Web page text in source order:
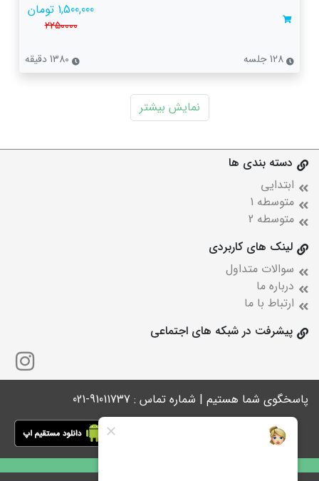
1,500,000 تومان
2250000
نمایش بیشتر
دسته بندی ها
ابتدایی
متوسطه 1
متوسطه 2
لینک های کاربردی
سوالات متداول
درباره ما
ارتباط با ما
پیشرفت در شبکه های اجتماعی
پاسخگوی شما هستیم | شماره تماس : 91011737-021